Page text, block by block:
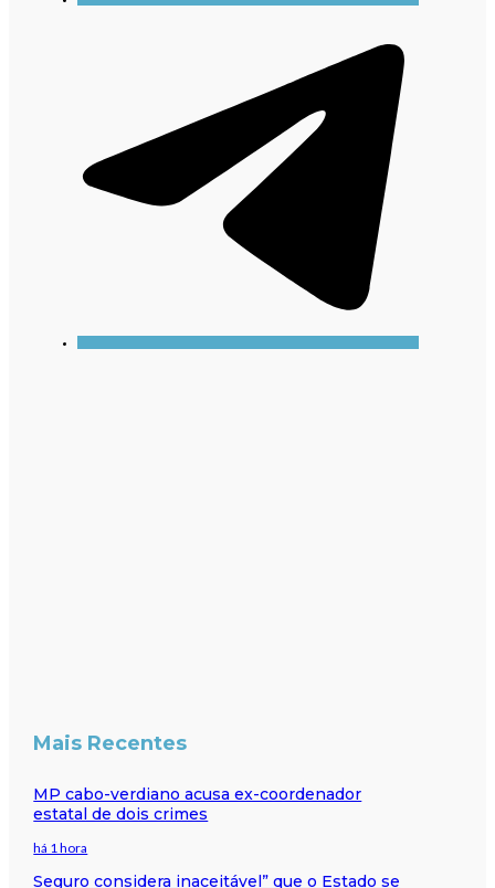
Mais Recentes
MP cabo-verdiano acusa ex-coordenador
estatal de dois crimes
há 1 hora
Seguro considera inaceitável” que o Estado se